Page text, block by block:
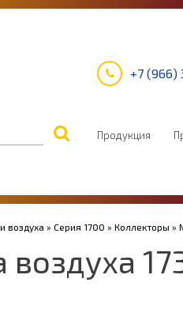
+7 (966)
Продукция
воздуха » Серия 1700 » Коллекторы »